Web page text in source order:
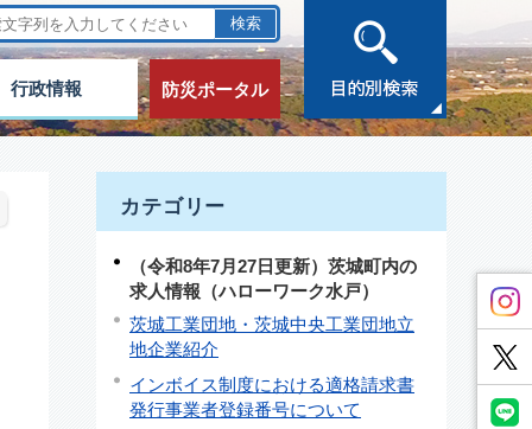
行政情報 防災ポータル
カテゴリー
（令和8年7月27日更新）茨城町内の
求人情報（ハローワーク水戸）
茨城工業団地・茨城中央工業団地立
地企業紹介
インボイス制度における適格請求書
発行事業者登録番号について